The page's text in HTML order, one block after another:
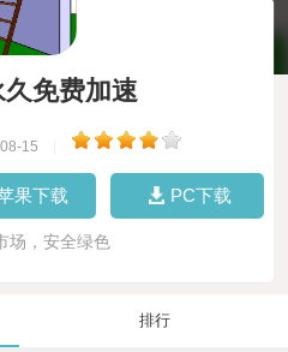
免费加速
15
果下载 PC下载
场，安全绿色
排行